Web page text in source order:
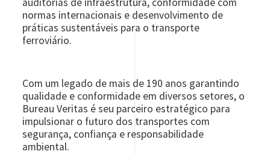
normas internacionais e desenvolvimento de
práticas sustentáveis para o transporte
ferroviário.
Com um legado de mais de 190 anos garantindo
qualidade e conformidade em diversos setores, o
Bureau Veritas é seu parceiro estratégico para
impulsionar o futuro dos transportes com
segurança, confiança e responsabilidade
ambiental.